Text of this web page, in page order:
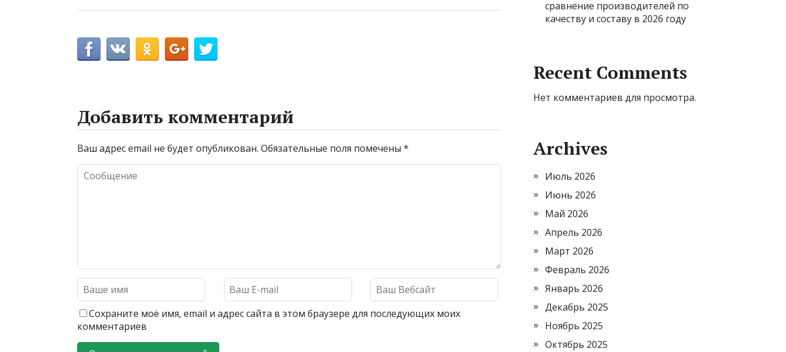
Добавить комментарий
Ваш адрес email не будет опубликован. Обязательные поля помечены *
Сохраните моё имя, email и адрес сайта в этом браузере для последующих моих
комментариев
сравнение производителей по
качеству и составу в 2026 году
Recent Comments
Нет комментариев для просмотра.
Archives
Июль 2026
Июнь 2026
Май 2026
Апрель 2026
Март 2026
Февраль 2026
Январь 2026
Декабрь 2025
Ноябрь 2025
Октябрь 2025